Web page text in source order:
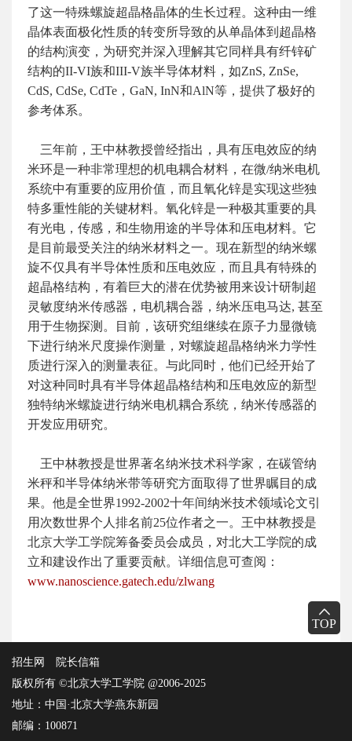
TOP
了这一特殊螺旋超晶格晶体的生长过程。这种由一维
晶体表面极化性质的转变所导致的从单晶体到超晶格
的结构演变，为研究并深入理解其它同样具有纤锌矿
结构的II-VI族和III-V族半导体材料，如ZnS, ZnSe,
CdS, CdSe, CdTe，GaN, InN和AlN等，提供了极好的
参考体系。
三年前，王中林教授曾经指出，具有压电效应的纳
米环是一种非常理想的机电耦合材料，在微/纳米电机
系统中有重要的应用价值，而且氧化锌是实现这些独
特多重性能的关键材料。氧化锌是一种极其重要的具
有光电，传感，和生物用途的半导体和压电材料。它
是目前最受关注的纳米材料之一。现在新型的纳米螺
旋不仅具有半导体性质和压电效应，而且具有特殊的
超晶格结构，有着巨大的潜在优势被用来设计研制超
灵敏度纳米传感器，电机耦合器，纳米压电马达, 甚至
用于生物探测。目前，该研究组继续在原子力显微镜
下进行纳米尺度操作测量，对螺旋超晶格纳米力学性
质进行深入的测量表征。与此同时，他们已经开始了
对这种同时具有半导体超晶格结构和压电效应的新型
独特纳米螺旋进行纳米电机耦合系统，纳米传感器的
开发应用研究。
王中林教授是世界著名纳米技术科学家，在碳管纳
米秤和半导体纳米带等研究方面取得了世界瞩目的成
果。他是全世界1992-2002十年间纳米技术领域论文引
用次数世界个人排名前25位作者之一。王中林教授是
北京大学工学院筹备委员会成员，对北大工学院的成
立和建设作出了重要贡献。详细信息可查阅：
www.nanoscience.gatech.edu/zlwang
招生网
院长信箱
版权所有 ©北京大学工学院 @2006-2025
地址：中国·北京大学燕东新园
邮编：100871